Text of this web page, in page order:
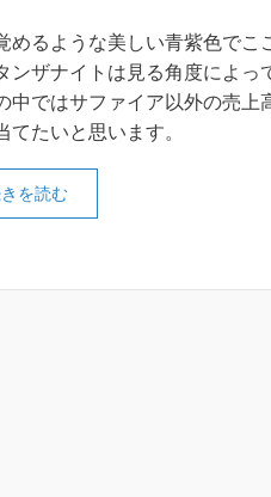
めるような美しい青紫色で
ンザナイトは見る角度によっ
中ではサファイア以外の売上
てたいと思います。
を読む